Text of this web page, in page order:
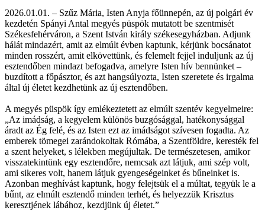
2026.01.01. – Szűz Mária, Isten Anyja főünnepén, az új polgári év
kezdetén Spányi Antal megyés püspök mutatott be szentmisét
Székesfehérváron, a Szent István király székesegyházban. Adjunk
hálát mindazért, amit az elmúlt évben kaptunk, kérjünk bocsánatot
minden rosszért, amit elkövettünk, és felemelt fejjel induljunk az új
esztendőben mindazt befogadva, amelyre Isten hív bennünket –
buzdított a főpásztor, és azt hangsúlyozta, Isten szeretete és irgalma
által új életet kezdhetünk az új esztendőben.
A megyés püspök így emlékeztetett az elmúlt szentév kegyelmeire:
„Az imádság, a kegyelem különös buzgósággal, hatékonysággal
áradt az Ég felé, és az Isten ezt az imádságot szívesen fogadta. Az
emberek tömegei zarándokoltak Rómába, a Szentföldre, keresték fel
a szent helyeket, s lélekben megújultak. De természetesen, amikor
visszatekintünk egy esztendőre, nemcsak azt látjuk, ami szép volt,
ami sikeres volt, hanem látjuk gyengeségeinket és bűneinket is.
Azonban meghívást kaptunk, hogy felejtsük el a múltat, tegyük le a
bűnt, az elmúlt esztendő minden terhét, és helyezzük Krisztus
keresztjének lábához, kezdjünk új életet.”